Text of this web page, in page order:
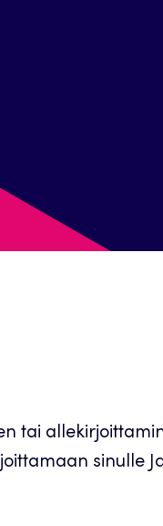
tai
sinulle